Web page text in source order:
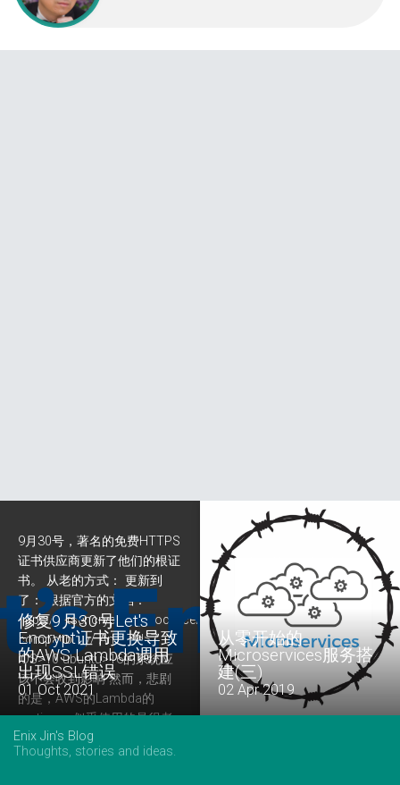
修复9月30号Let's
Encrypt证书更换导致
的AWS Lambda调用
出现SSL错误
01 Oct 2021
9月30号，著名的免费HTTPS
证书供应商更新了他们的根证
书。 从老的方式： 更新到
了： 根据官方的文档：
https://letsencrypt.org/docs/certificate-
compatibility/ Android>7
iOS>10 ubuntu>16的系统应
该不会收到影响 然而，悲剧
的是，AWS的Lambda的
runtime，似乎使用的是很老
的证书系统，从.Net Core写的
Lambda访问Let's Encrypt搭
No newer post
从零开始的
Microservices服务搭
建(三)
02 Apr 2019
Telling a programmer there's
already a library to do
Something is like telling a
songwriter there's already a
song about love. -- Enix Jin
前两篇： 从零开始的
Microservices服务搭建(一)
从零开始的Microservices服
务搭建(二) 微服务，通过把系
统解耦成一个个“微小”的服务
No older post
Enix Jin's Blog
Thoughts, stories and ideas.